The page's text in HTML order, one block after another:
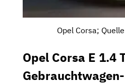
Opel Corsa;
Opel Corsa E 1.4